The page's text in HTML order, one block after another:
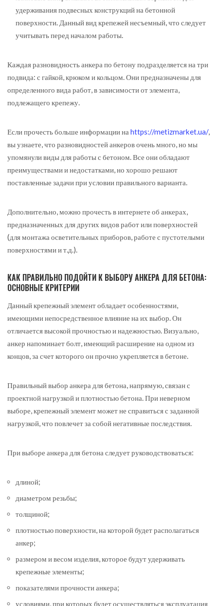
удерживания подвесных конструкций на бетонной
поверхности. Данный вид крепежей несъемный, что следует
учитывать перед началом работы.
Каждая разновидность анкера по бетону подразделяется на три
подвида: с гайкой, крюком и кольцом. Они предназначены для
определенного вида работ, в зависимости от элемента,
подлежащего крепежу.
Если прочесть больше информации на https://metizmarket.ua/,
вы узнаете, что разновидностей анкеров очень много, но мы
упомянули виды для работы с бетоном. Все они обладают
преимуществами и недостатками, но хорошо решают
поставленные задачи при условии правильного варианта.
Дополнительно, можно прочесть в интернете об анкерах,
предназначенных для других видов работ или поверхностей
(для монтажа осветительных приборов, работе с пустотелыми
поверхностями и т.д.).
КАК ПРАВИЛЬНО ПОДОЙТИ К ВЫБОРУ АНКЕРА ДЛЯ БЕТОНА:
ОСНОВНЫЕ КРИТЕРИИ
Данный крепежный элемент обладает особенностями,
имеющими непосредственное влияние на их выбор. Он
отличается высокой прочностью и надежностью. Визуально,
анкер напоминает болт, имеющий расширение на одном из
концов, за счет которого он прочно укрепляется в бетоне.
Правильный выбор анкера для бетона, напрямую, связан с
проектной нагрузкой и плотностью бетона. При неверном
выборе, крепежный элемент может не справиться с заданной
нагрузкой, что повлечет за собой негативные последствия.
При выборе анкера для бетона следует руководствоваться:
длиной;
диаметром резьбы;
толщиной;
плотностью поверхности, на которой будет располагаться
анкер;
размером и весом изделия, которое будут удерживать
крепежные элементы;
показателями прочности анкера;
условиями, при которых будет осуществляться эксплуатация